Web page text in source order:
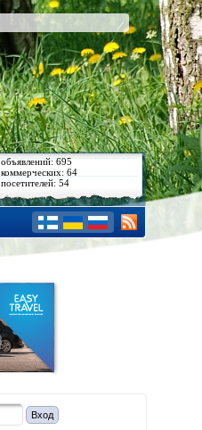
объявлений: 695
коммерческих: 64
посетителей: 54